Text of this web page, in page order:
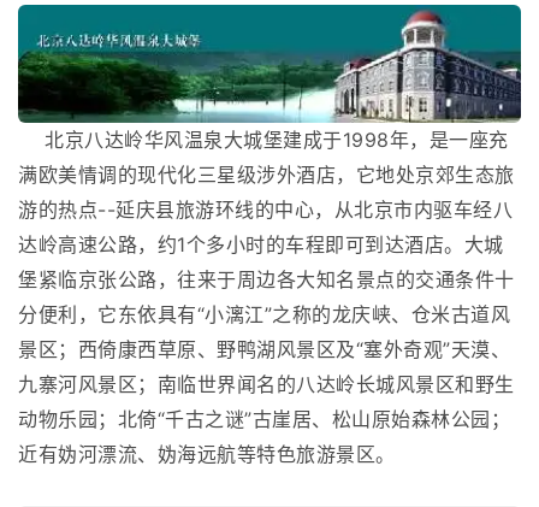
北京八达岭华风温泉大城堡建成于1998年，是一座充
满欧美情调的现代化三星级涉外酒店，它地处京郊生态旅
游的热点--延庆县旅游环线的中心，从北京市内驱车经八
达岭高速公路，约1个多小时的车程即可到达酒店。大城
堡紧临京张公路，往来于周边各大知名景点的交通条件十
分便利，它东依具有“小漓江”之称的龙庆峡、仓米古道风
景区；西倚康西草原、野鸭湖风景区及“塞外奇观”天漠、
九寨河风景区；南临世界闻名的八达岭长城风景区和野生
动物乐园；北倚“千古之谜”古崖居、松山原始森林公园；
近有妫河漂流、妫海远航等特色旅游景区。